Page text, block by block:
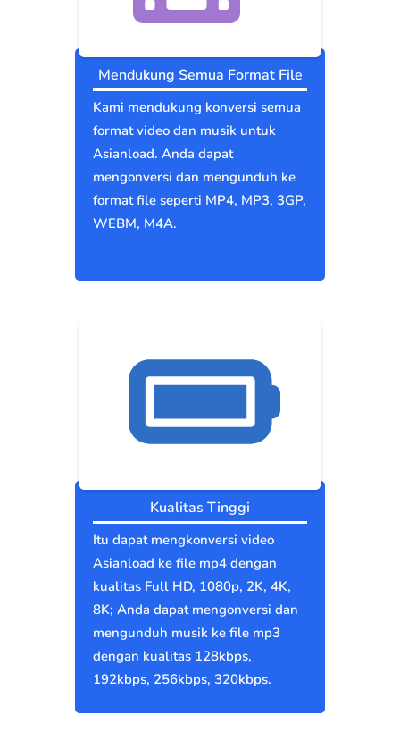
Mendukung Semua Format File
Kami mendukung konversi semua
format video dan musik untuk
Asianload. Anda dapat
mengonversi dan mengunduh ke
format file seperti MP4, MP3, 3GP,
WEBM, M4A.
Kualitas Tinggi
Itu dapat mengkonversi video
Asianload ke file mp4 dengan
kualitas Full HD, 1080p, 2K, 4K,
8K; Anda dapat mengonversi dan
mengunduh musik ke file mp3
dengan kualitas 128kbps,
192kbps, 256kbps, 320kbps.